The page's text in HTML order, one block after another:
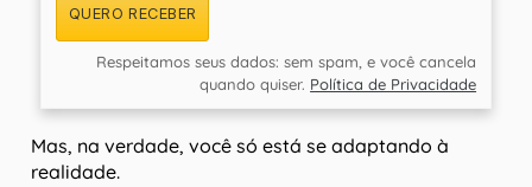
QUERO RECEBER
Respeitamos seus dados: sem spam, e você cancela
quando quiser. Política de Privacidade
Mas, na verdade, você só está se adaptando à
realidade.